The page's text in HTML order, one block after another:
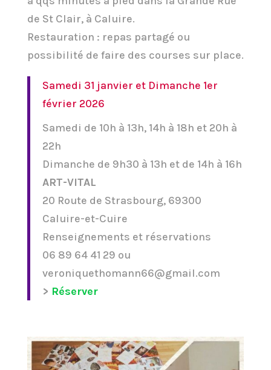
de St Clair, à Caluire.
Restauration : repas partagé ou
possibilité de faire des courses sur place.
Samedi 31 janvier et Dimanche 1er
février 2026
Samedi de 10h à 13h, 14h à 18h et 20h à
22h
Dimanche de 9h30 à 13h et de 14h à 16h
ART-VITAL
20 Route de Strasbourg, 69300
Caluire-et-Cuire
Renseignements et réservations
06 89 64 41 29 ou
veroniquethomann66@gmail.com
> Réserver